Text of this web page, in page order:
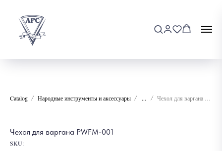
Catalog Народные инструменты и аксессуары ...
Чехол для варгана PWFM-001
SKU: